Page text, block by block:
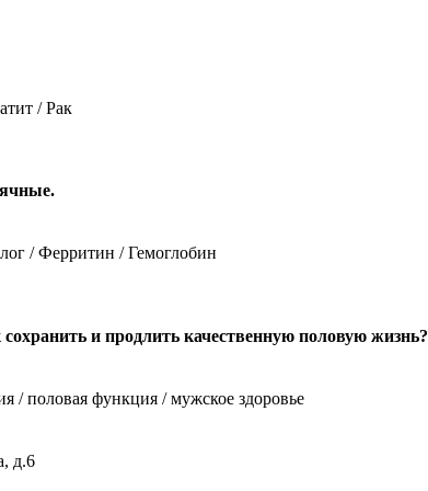
/ Рак
/ Ферритин / Гемоглобин
и продлить качественную половую жизнь?
/ половая функция / мужское здоровье
д.6